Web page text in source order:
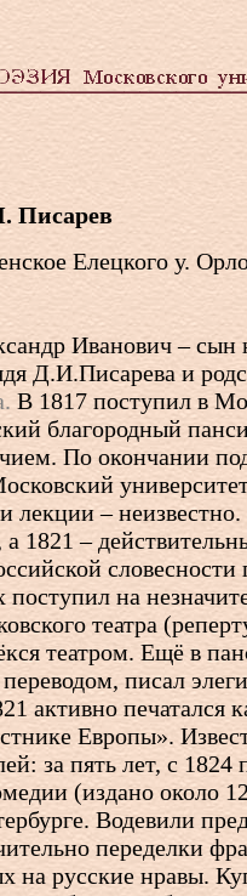
Писарев
Елецкого у.
Иванович – сын
Д.И.Писарева и
В 1817 поступил в
благородный
По окончании
лекции –
а 1821 –
словесности
поступил на
театра
театром. Ещё в
писал
активно печатался
Европы».
за пять лет, с
(издано около
Водевили
переделки
на русские нравы.